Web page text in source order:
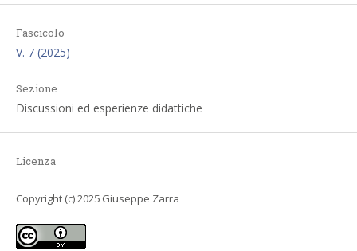
Fascicolo
V. 7 (2025)
Sezione
Discussioni ed esperienze didattiche
Licenza
Copyright (c) 2025 Giuseppe Zarra